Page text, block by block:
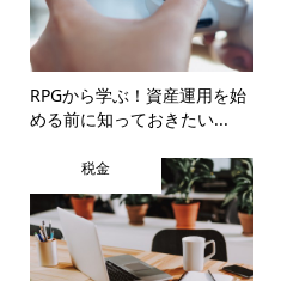
RPGから学ぶ！資産運用を始
める前に知っておきたい...
税金